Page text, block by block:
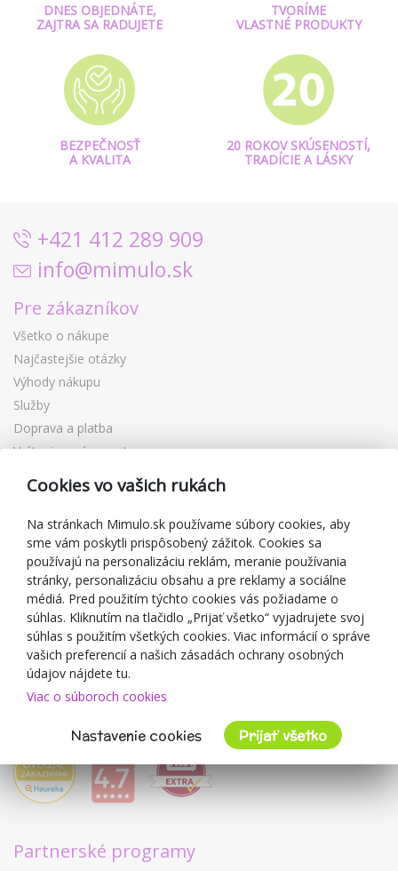
DNES OBJEDNÁTE,
ZAJTRA SA RADUJETE
TVORÍME
VLASTNÉ PRODUKTY
BEZPEČNOSŤ
A KVALITA
20 ROKOV SKÚSENOSTÍ,
TRADÍCIE A LÁSKY
+421 412 289 909
info@mimulo.sk
Pre zákazníkov
Všetko o nákupe
Najčastejšie otázky
Výhody nákupu
Služby
Doprava a platba
Vrátenie a výmena tovaru
Reklamácia
Darčekové poukážky
Zľavové kupóny
Blog
O predajcovi
Mimulo.sk
Obchodné podmienky
Ochrana osobných údajov GDPR
Kontakty
Spolupracujeme
Partnerské programy
Cookies vo vašich rukách
Na stránkach Mimulo.sk používame súbory cookies, aby
sme vám poskytli prispôsobený zážitok. Cookies sa
používajú na personalizáciu reklám, meranie používania
stránky, personalizáciu obsahu a pre reklamy a sociálne
médiá. Pred použitím týchto cookies vás požiadame o
súhlas. Kliknutím na tlačidlo „Prijať všetko“ vyjadrujete svoj
súhlas s použitím všetkých cookies. Viac informácií o správe
vašich preferencií a našich zásadách ochrany osobných
údajov nájdete tu.
Viac o súboroch cookies
Nastavenie cookies Prijať všetko